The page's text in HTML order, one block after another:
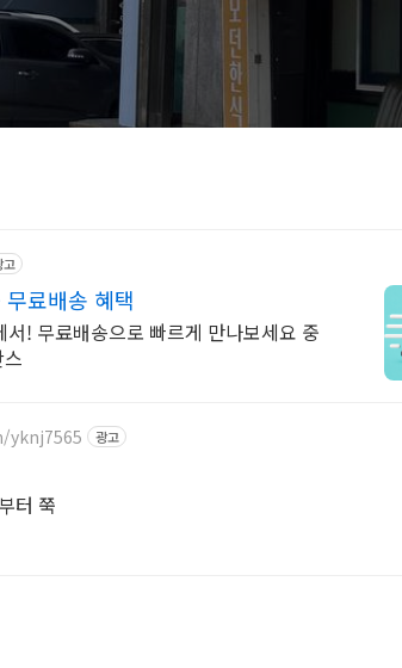
고
료배송 혜택
! 무료배송으로 빠르게 만나보세요 중
광고
터 쭉